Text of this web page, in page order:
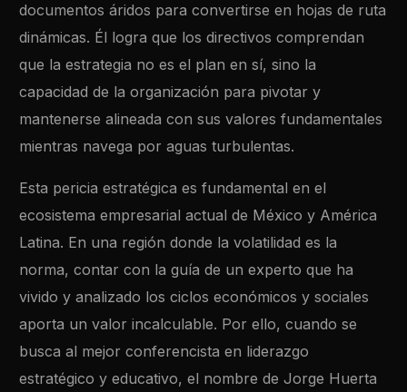
documentos áridos para convertirse en hojas de ruta
dinámicas. Él logra que los directivos comprendan
que la estrategia no es el plan en sí, sino la
capacidad de la organización para pivotar y
mantenerse alineada con sus valores fundamentales
mientras navega por aguas turbulentas.
Esta pericia estratégica es fundamental en el
ecosistema empresarial actual de México y América
Latina. En una región donde la volatilidad es la
norma, contar con la guía de un experto que ha
vivido y analizado los ciclos económicos y sociales
aporta un valor incalculable. Por ello, cuando se
busca al mejor conferencista en liderazgo
estratégico y educativo, el nombre de Jorge Huerta